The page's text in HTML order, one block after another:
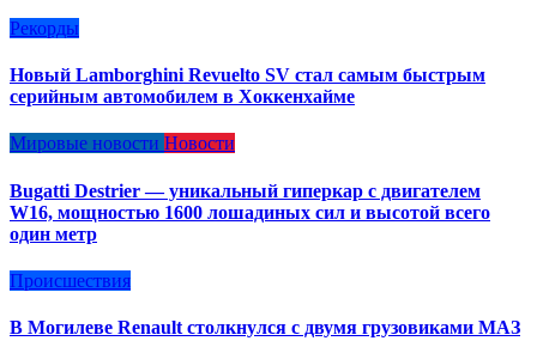
Рекорды
Новый Lamborghini Revuelto SV стал самым быстрым
серийным автомобилем в Хоккенхайме
Мировые новости Новости
Bugatti Destrier — уникальный гиперкар с двигателем
W16, мощностью 1600 лошадиных сил и высотой всего
один метр
Происшествия
В Могилеве Renault столкнулся с двумя грузовиками МАЗ